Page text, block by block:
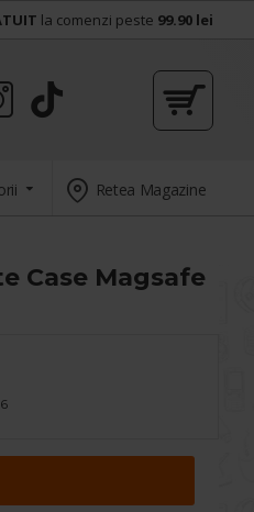
la comenzi peste 99.90 lei
Retea Magazine
Case Magsafe